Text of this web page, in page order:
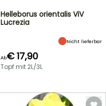
Helleborus orientalis ViV
Lucrezia
Nicht lieferbar
Ab€ 17,90
Topf mit 2L/3L